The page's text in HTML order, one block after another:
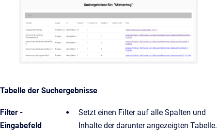
Tabelle der Suchergebnisse
Filter -
Eingabefeld
Setzt einen Filter auf alle Spalten und
Inhalte der darunter angezeigten Tabelle.